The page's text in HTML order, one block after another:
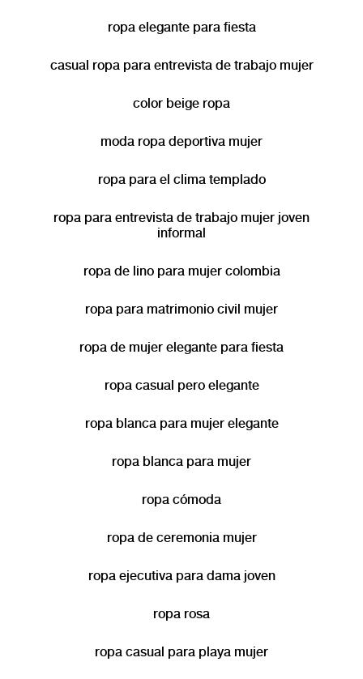
ropa elegante para fiesta
casual ropa para entrevista de trabajo mujer
color beige ropa
moda ropa deportiva mujer
ropa para el clima templado
ropa para entrevista de trabajo mujer joven
informal
ropa de lino para mujer colombia
ropa para matrimonio civil mujer
ropa de mujer elegante para fiesta
ropa casual pero elegante
ropa blanca para mujer elegante
ropa blanca para mujer
ropa cómoda
ropa de ceremonia mujer
ropa ejecutiva para dama joven
ropa rosa
ropa casual para playa mujer